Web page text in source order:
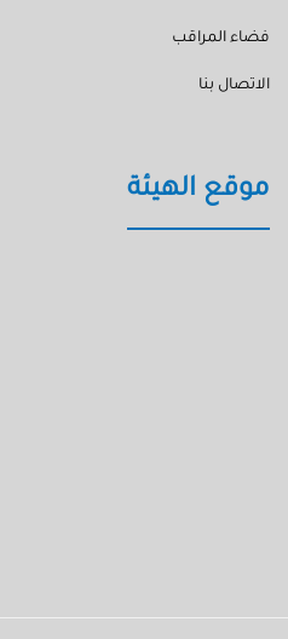
فضاء المراقب
الاتصال بنا
موقع الهيئة